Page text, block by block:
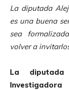
La diputada
es una buena
sea
volver a
La
Investigadora